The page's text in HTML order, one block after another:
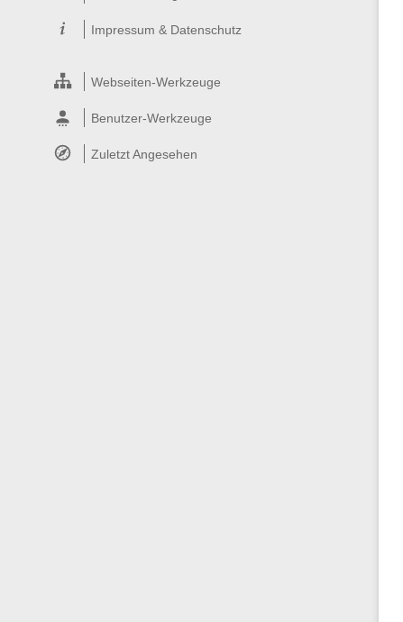
Impressum & Datenschutz
Webseiten-Werkzeuge
Benutzer-Werkzeuge
Zuletzt Angesehen